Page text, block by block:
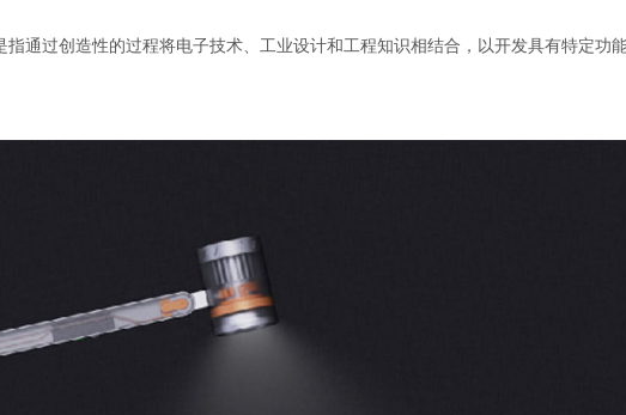
指通过创造性的过程将电子技术、工业设计和工程知识相结合，以开发具有特定功